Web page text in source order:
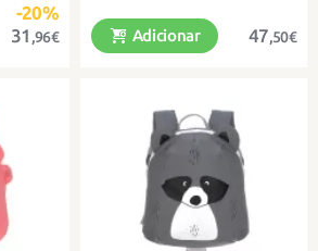
-20%
31 ,96€
alças
47,50€
Adicionar
Uma carteira divertida e prática
com espaço para uma pasta A4.